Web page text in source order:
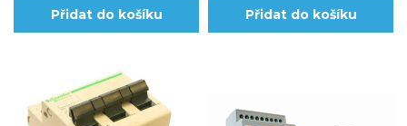
Přidat do košíku Přidat do košíku